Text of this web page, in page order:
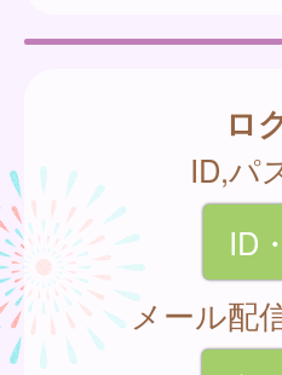
ロ
ID,パ
ID
メール配